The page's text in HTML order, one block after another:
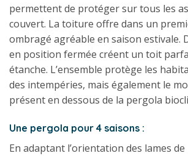
permettent de protéger sur tous les
couvert. La toiture offre dans un
ombragé agréable en saison estivale.
en position fermée créent un toit
étanche. L’ensemble protège les
des intempéries, mais également le
présent en dessous de la pergola
Une pergola pour 4 saisons :
En adaptant l’orientation des lames